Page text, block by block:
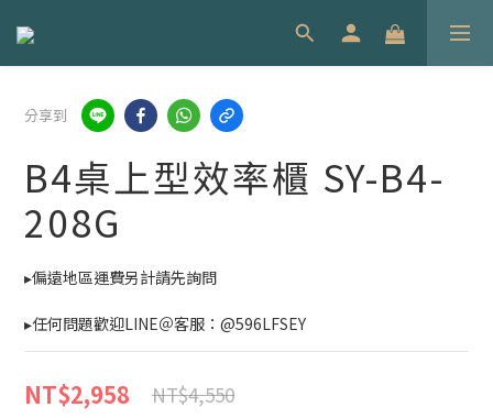
分享到
B4桌上型效率櫃 SY-B4-
208G
▸偏遠地區運費另計請先詢問
▸任何問題歡迎LINE＠客服：@596LFSEY
NT$4,550
NT$2,958